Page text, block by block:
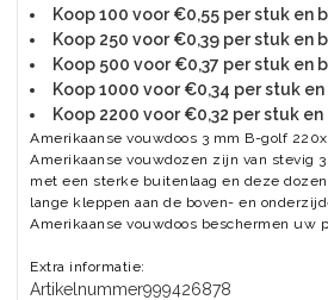
Koop 100 voor €0,55 per stuk en
Koop 250 voor €0,39 per stuk en
Koop 500 voor €0,37 per stuk en
Koop 1000 voor €0,34 per stuk en
Koop 2200 voor €0,32 per stuk en
Amerikaanse vouwdoos 3 mm B-golf
Amerikaanse vouwdozen zijn van stevig
met een sterke buitenlaag en deze
lange kleppen aan de boven- en
Amerikaanse vouwdoos beschermen uw
Extra informatie:
Artikelnummer999426878